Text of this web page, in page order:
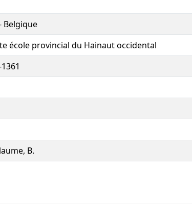
Belgique
école provincial du Hainaut occidental
B.